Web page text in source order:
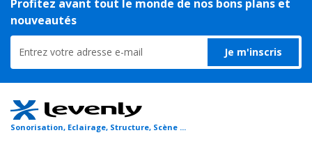
Profitez avant tout le monde de nos bons plans et
nouveautés
Je m'inscris
Sonorisation, Eclairage, Structure, Scène ...